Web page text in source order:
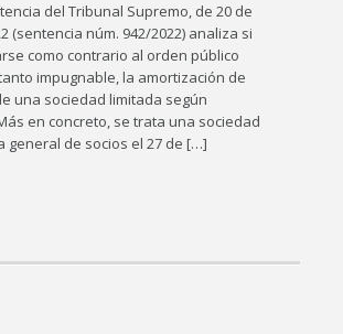
del Tribunal Supremo, de 20 de
(sentencia núm. 942/2022) analiza si
como contrario al orden público
impugnable, la amortización de
una sociedad limitada según
en concreto, se trata una sociedad
general de socios el 27 de […]